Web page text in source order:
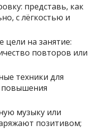
представь, как
с лёгкостью и
цели на занятие:
повторов или
техники для
повышения
музыку или
позитивом;